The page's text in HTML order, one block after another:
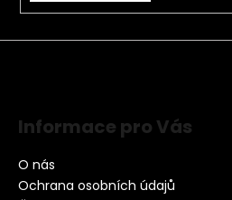
Informace pro Vás
O nás
Ochrana osobních údajů